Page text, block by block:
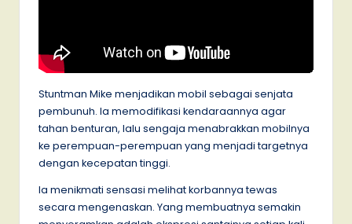
Stuntman Mike menjadikan mobil sebagai senjata
pembunuh. Ia memodifikasi kendaraannya agar
tahan benturan, lalu sengaja menabrakkan mobilnya
ke perempuan-perempuan yang menjadi targetnya
dengan kecepatan tinggi.
Ia menikmati sensasi melihat korbannya tewas
secara mengenaskan. Yang membuatnya semakin